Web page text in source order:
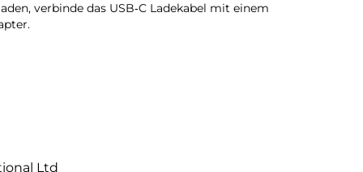
verbinde das USB‑C Ladekabel mit einem
Ltd